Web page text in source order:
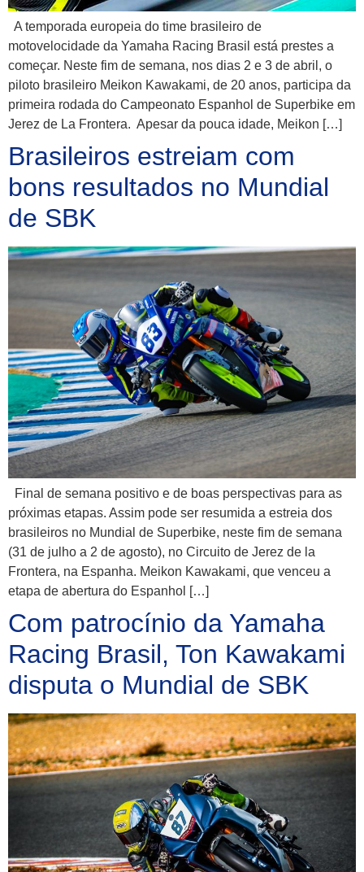
A temporada europeia do time brasileiro de
motovelocidade da Yamaha Racing Brasil está prestes a
começar. Neste fim de semana, nos dias 2 e 3 de abril, o
piloto brasileiro Meikon Kawakami, de 20 anos, participa da
primeira rodada do Campeonato Espanhol de Superbike em
Jerez de La Frontera. Apesar da pouca idade, Meikon […]
Brasileiros estreiam com
bons resultados no Mundial
de SBK
Final de semana positivo e de boas perspectivas para as
próximas etapas. Assim pode ser resumida a estreia dos
brasileiros no Mundial de Superbike, neste fim de semana
(31 de julho a 2 de agosto), no Circuito de Jerez de la
Frontera, na Espanha. Meikon Kawakami, que venceu a
etapa de abertura do Espanhol […]
Com patrocínio da Yamaha
Racing Brasil, Ton Kawakami
disputa o Mundial de SBK